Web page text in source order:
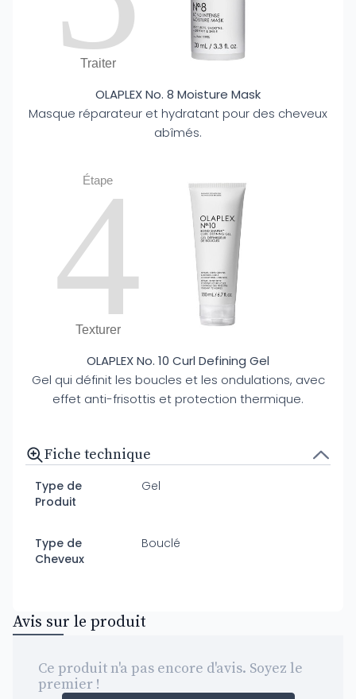
Traiter
OLAPLEX No. 8 Moisture Mask
Masque réparateur et hydratant pour des cheveux
abîmés.
Étape
4
Texturer
OLAPLEX No. 10 Curl Defining Gel
Gel qui définit les boucles et les ondulations, avec
effet anti-frisottis et protection thermique.
Fiche technique
Type de
Produit
Gel
Type de
Cheveux
Bouclé
Avis sur le produit
Ce produit n'a pas encore d'avis. Soyez le
premier !